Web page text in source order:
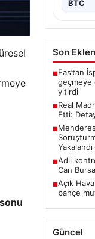
BTC
Son
■Fas’tan
geçmeye
yitirdi
■Real
Etti:
■
Yakalandı
■Adli
Can
■Açık
bahçe
Güncel